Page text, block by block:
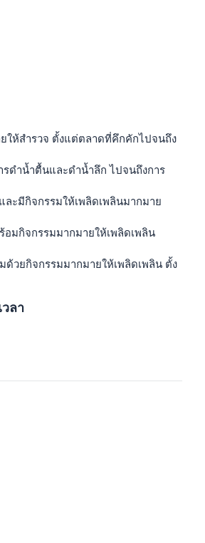
ให้สำรวจ ตั้งแต่ตลาดที่คึกคักไปจนถึง
ดำน้ำตื้นและดำน้ำลึก ไปจนถึงการ
ละมีกิจกรรมให้เพลิดเพลินมากมาย
อมกิจกรรมมากมายให้เพลิดเพลิน
ด้วยกิจกรรมมากมายให้เพลิดเพลิน ตั้ง
ลา